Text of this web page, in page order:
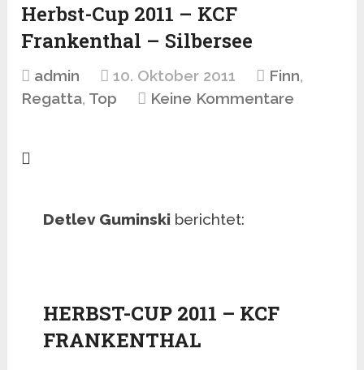
Herbst-Cup 2011 – KCF
Frankenthal – Silbersee
admin 10. Oktober 2011 Finn,
Regatta, Top Keine Kommentare
Detlev Guminski berichtet:
HERBST-CUP 2011 – KCF
FRANKENTHAL